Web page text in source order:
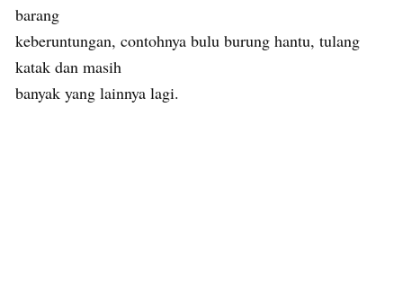
barang
keberuntungan, contohnya bulu burung hantu, tulang
katak dan masih
banyak yang lainnya lagi.